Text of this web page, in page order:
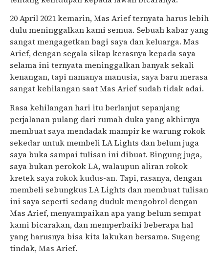
20 April 2021 kemarin, Mas Arief ternyata harus lebih
dulu meninggalkan kami semua. Sebuah kabar yang
sangat mengagetkan bagi saya dan keluarga. Mas
Arief, dengan segala sikap kerasnya kepada saya
selama ini ternyata meninggalkan banyak sekali
kenangan, tapi namanya manusia, saya baru merasa
sangat kehilangan saat Mas Arief sudah tidak adai.
Rasa kehilangan hari itu berlanjut sepanjang
perjalanan pulang dari rumah duka yang akhirnya
membuat saya mendadak mampir ke warung rokok
sekedar untuk membeli LA Lights dan belum juga
saya buka sampai tulisan ini dibuat. Bingung juga,
saya bukan perokok LA, walaupun aliran rokok
kretek saya rokok kudus-an. Tapi, rasanya, dengan
membeli sebungkus LA Lights dan membuat tulisan
ini saya seperti sedang duduk mengobrol dengan
Mas Arief, menyampaikan apa yang belum sempat
kami bicarakan, dan memperbaiki beberapa hal
yang harusnya bisa kita lakukan bersama. Sugeng
tindak, Mas Arief.